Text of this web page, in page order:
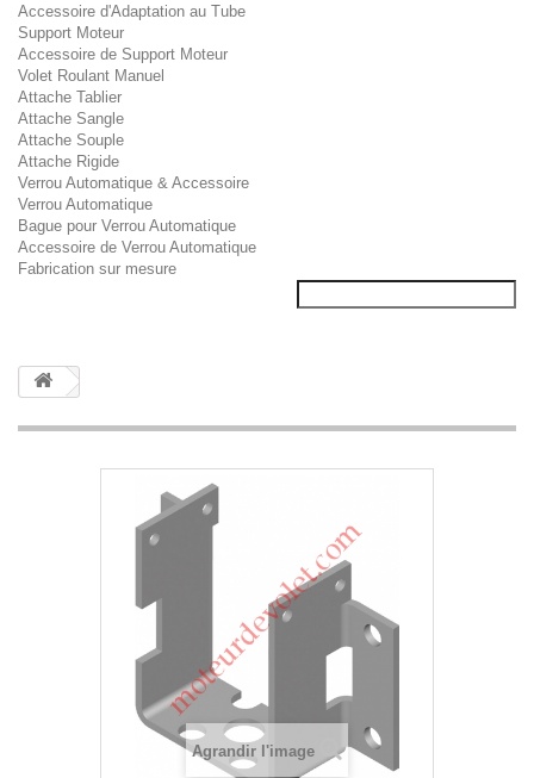
Accessoire d'Adaptation au Tube
Support Moteur
Accessoire de Support Moteur
Volet Roulant Manuel
Attache Tablier
Attache Sangle
Attache Souple
Attache Rigide
Verrou Automatique & Accessoire
Verrou Automatique
Bague pour Verrou Automatique
Accessoire de Verrou Automatique
Fabrication sur mesure
Agrandir l'image